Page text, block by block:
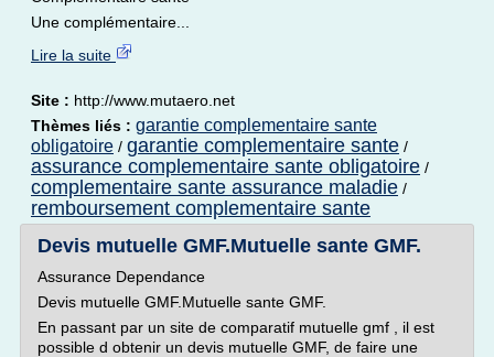
Une complémentaire...
Lire la suite
Site : http://www.mutaero.net
Thèmes liés : garantie complementaire sante
obligatoire / garantie complementaire sante /
assurance complementaire sante obligatoire /
complementaire sante assurance maladie /
remboursement complementaire sante
Devis mutuelle GMF.Mutuelle sante GMF.
Assurance Dependance
Devis mutuelle GMF.Mutuelle sante GMF.
En passant par un site de comparatif mutuelle gmf , il est
possible d obtenir un devis mutuelle GMF, de faire une